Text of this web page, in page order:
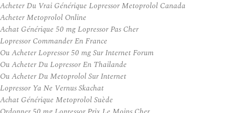
Acheter Du Vrai Générique Lopressor Metoprolol Canada
Acheter Metoprolol Online
Achat Générique 50 mg Lopressor Pas Cher
Lopressor Commander En France
Ou Acheter Lopressor 50 mg Sur Internet Forum
Ou Acheter Du Lopressor En Thailande
Ou Acheter Du Metoprolol Sur Internet
Lopressor Ya Ne Vernus Skachat
Achat Générique Metoprolol Suède